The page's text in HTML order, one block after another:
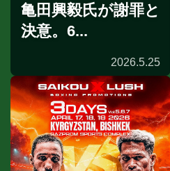
亀田興毅氏が謝罪と
決意。6...
2026.5.25